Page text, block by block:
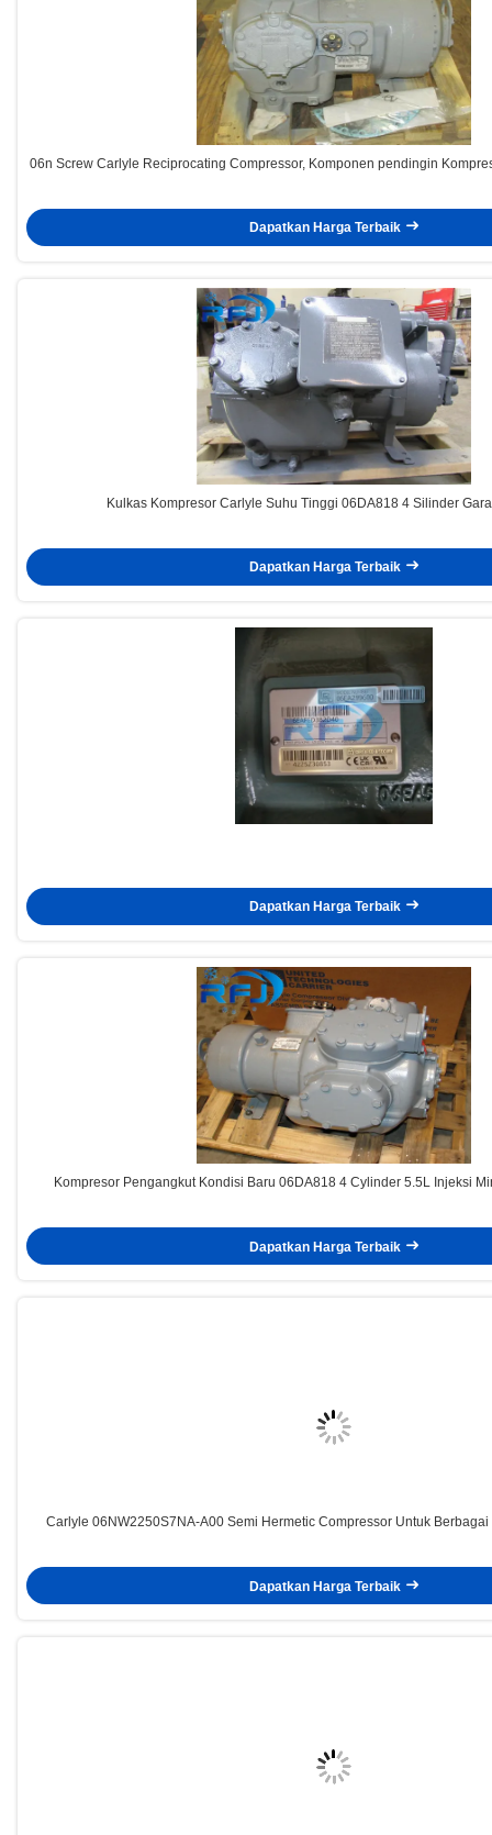
06n Screw Carlyle Reciprocating Compressor, Komponen pendingin
Dapatkan Harga Terbaik
Kulkas Kompresor Carlyle Suhu Tinggi 06DA818 4 Silinder
Dapatkan Harga Terbaik
Dapatkan Harga Terbaik
Kompresor Pengangkut Kondisi Baru 06DA818 4 Cylinder 5.5L Injeksi
Dapatkan Harga Terbaik
Carlyle 06NW2250S7NA-A00 Semi Hermetic Compressor Untuk
Dapatkan Harga Terbaik